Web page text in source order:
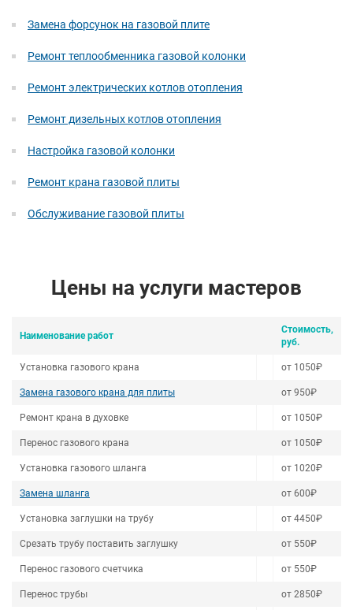
Замена форсунок на газовой плите
Ремонт теплообменника газовой колонки
Ремонт электрических котлов отопления
Ремонт дизельных котлов отопления
Настройка газовой колонки
Ремонт крана газовой плиты
Обслуживание газовой плиты
Цены на услуги мастеров
Наименование работ
Стоимость,
руб.
Установка газового крана от 1050₽
Замена газового крана для плиты от 950₽
Ремонт крана в духовке от 1050₽
Перенос газового крана от 1050₽
Установка газового шланга от 1020₽
Замена шланга от 600₽
Установка заглушки на трубу от 4450₽
Срезать трубу поставить заглушку от 550₽
Перенос газового счетчика от 550₽
Перенос трубы от 2850₽